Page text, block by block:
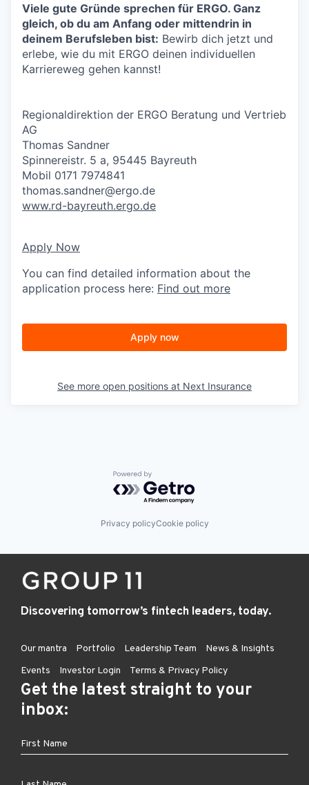
Viele gute Gründe sprechen für ERGO. Ganz
gleich, ob du am Anfang oder mittendrin in
deinem Berufsleben bist: Bewirb dich jetzt und
erlebe, wie du mit ERGO deinen individuellen
Karriereweg gehen kannst!
Regionaldirektion der ERGO Beratung und Vertrieb
AG
Thomas Sandner
Spinnereistr. 5 a, 95445 Bayreuth
Mobil 0171 7974841
thomas.sandner@ergo.de
www.rd-bayreuth.ergo.de
Apply Now
You can find detailed information about the
application process here: Find out more
Apply now
See more open positions at Next Insurance
Powered by Getro.com
Privacy policyCookie policy
Discovering tomorrow’s fintech leaders, today.
Our mantra Portfolio Leadership Team
News & Insights
Events
Investor Login Terms & Privacy Policy
Get the latest straight to your
inbox: